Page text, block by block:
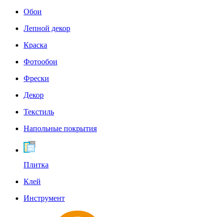
Обои
Лепной декор
Краска
Фотообои
Фрески
Декор
Текстиль
Напольные покрытия
Плитка
Клей
Инструмент